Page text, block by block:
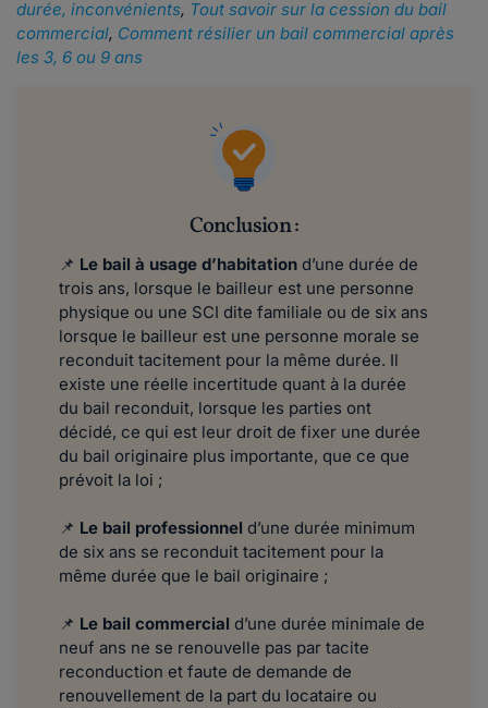
durée, inconvénients, Tout savoir sur la cession du bail
commercial, Comment résilier un bail commercial après
les 3, 6 ou 9 ans
Conclusion :
📌 Le bail à usage d’habitation d’une durée de
trois ans, lorsque le bailleur est une personne
physique ou une SCI dite familiale ou de six ans
lorsque le bailleur est une personne morale se
reconduit tacitement pour la même durée. Il
existe une réelle incertitude quant à la durée
du bail reconduit, lorsque les parties ont
décidé, ce qui est leur droit de fixer une durée
du bail originaire plus importante, que ce que
prévoit la loi ;
📌 Le bail professionnel d’une durée minimum
de six ans se reconduit tacitement pour la
même durée que le bail originaire ;
📌 Le bail commercial d’une durée minimale de
neuf ans ne se renouvelle pas par tacite
reconduction et faute de demande de
renouvellement de la part du locataire ou